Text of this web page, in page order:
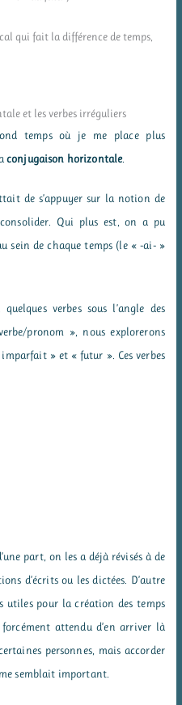
qui fait la différence de temps,
et les verbes irréguliers
temps où je me place plus
conjugaison horizontale.
de s’appuyer sur la notion de
Qui plus est, on a pu
sein de chaque temps (le « -ai- »
verbes sous l’angle des
pronom », nous explorerons
» et « futur ». Ces verbes
part, on les a déjà révisés à de
d’écrits ou les dictées. D’autre
utiles pour la création des temps
attendu d’en arriver là
personnes, mais accorder
me semblait important.